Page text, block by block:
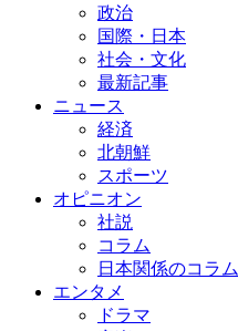
政治
国際・日本
社会・文化
最新記事
ニュース
経済
北朝鮮
スポーツ
オピニオン
社説
コラム
日本関係のコラム
エンタメ
ドラマ